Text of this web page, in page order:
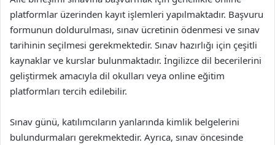
platformlar üzerinden kayıt işlemleri yapılmaktadır. Başvuru
formunun doldurulması, sınav ücretinin ödenmesi ve sınav
tarihinin seçilmesi gerekmektedir. Sınav hazırlığı için çeşitli
kaynaklar ve kurslar bulunmaktadır. İngilizce dil becerilerini
geliştirmek amacıyla dil okulları veya online eğitim
platformları tercih edilebilir.
Sınav günü, katılımcıların yanlarında kimlik belgelerini
bulundurmaları gerekmektedir. Ayrıca, sınav öncesinde